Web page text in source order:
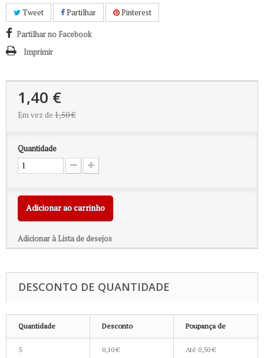
Tweet Partilhar Pinterest
Partilhar no Facebook
Imprimir
1,40 €
Em vez de 1,50 €
Quantidade
Adicionar ao carrinho
Adicionar à Lista de desejos
DESCONTO DE QUANTIDADE
Quantidade Desconto Poupança de
5 0,10 € Até 0,50 €